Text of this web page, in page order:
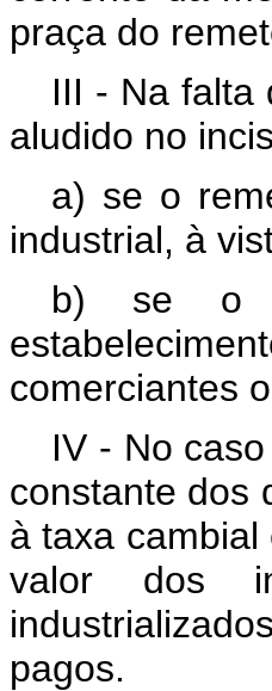
praça do
III - Na falta
aludido no
a) se o
industrial, à
b) se o
comerciantes
IV - No
constante dos
à taxa
valor dos
pagos.